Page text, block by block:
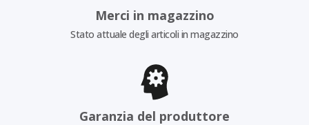
Merci in magazzino
Stato attuale degli articoli in magazzino
Garanzia del produttore